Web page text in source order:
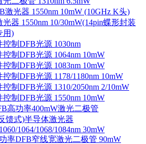
激光器 1550nm 10mW (10GHz K头)
器 1550nm 10/30mW(14pin蝶形封装
用)
控制DFB光源 1030nm
制DFB光源 1064nm 10mW
制DFB光源 1083nm 10mW
制DFB光源 1178/1180nm 10mW
制DFB光源 1310/2050nm 2/10mW
制DFB光源 1550nm 10mW
高功率400mW激光二极管
馈式)半导体激光器
1064/1068/1084nm 30mW
率DFB窄线宽激光二极管 90mW